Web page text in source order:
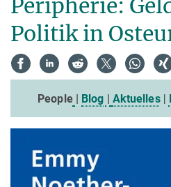
Politik in
People | Blog | Aktuelles|